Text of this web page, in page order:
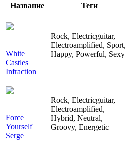
Название Теги
White
Castles
Infraction
Rock, Electricguitar,
Electroamplified, Sport,
Happy, Powerful, Sexy
Force
Yourself
Serge
Rock, Electricguitar,
Electroamplified,
Hybrid, Neutral,
Groovy, Energetic